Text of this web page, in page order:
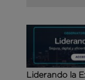
Liderando la